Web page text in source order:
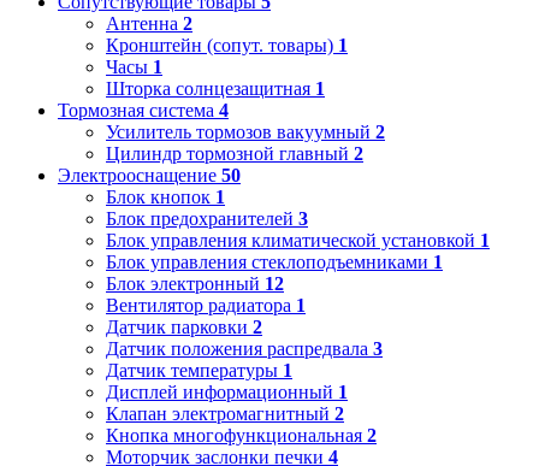
Антенна 2
Кронштейн (сопут. товары) 1
Часы 1
Шторка солнцезащитная 1
Тормозная система 4
Усилитель тормозов вакуумный 2
Цилиндр тормозной главный 2
Электрооснащение 50
Блок кнопок 1
Блок предохранителей 3
Блок управления климатической установкой 1
Блок управления стеклоподъемниками 1
Блок электронный 12
Вентилятор радиатора 1
Датчик парковки 2
Датчик положения распредвала 3
Датчик температуры 1
Дисплей информационный 1
Клапан электромагнитный 2
Кнопка многофункциональная 2
Моторчик заслонки печки 4